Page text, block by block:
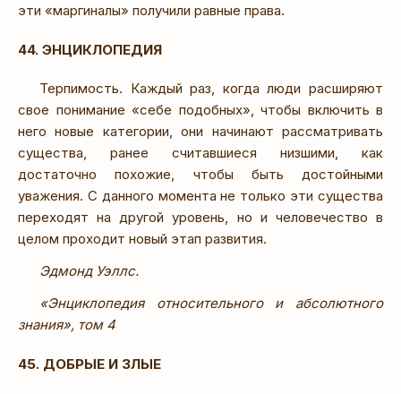
эти «маргиналы» получили равные права.
44. ЭНЦИКЛОПЕДИЯ
Терпимость. Каждый раз, когда люди расширяют
свое понимание «себе подобных», чтобы включить в
него новые категории, они начинают рассматривать
существа, ранее считавшиеся низшими, как
достаточно похожие, чтобы быть достойными
уважения. С данного момента не только эти существа
переходят на другой уровень, но и человечество в
целом проходит новый этап развития.
Эдмонд Уэллс.
«Энциклопедия относительного и абсолютного
знания», том 4
45. ДОБРЫЕ И ЗЛЫЕ